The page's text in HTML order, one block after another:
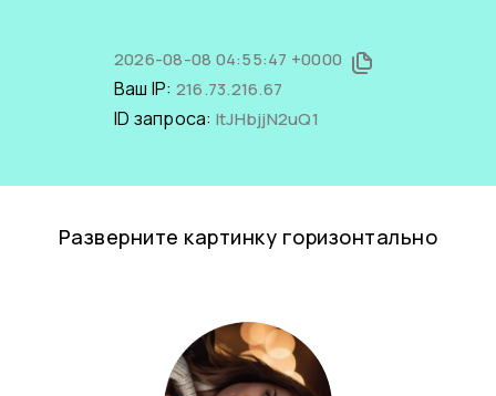
2026-08-08 04:55:47 +0000
Ваш IP: 216.73.216.67
ID запроса: ltJHbjjN2uQ1
Разверните картинку горизонтально